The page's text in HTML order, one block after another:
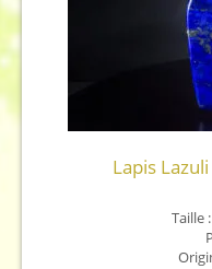
Lapis
Taille